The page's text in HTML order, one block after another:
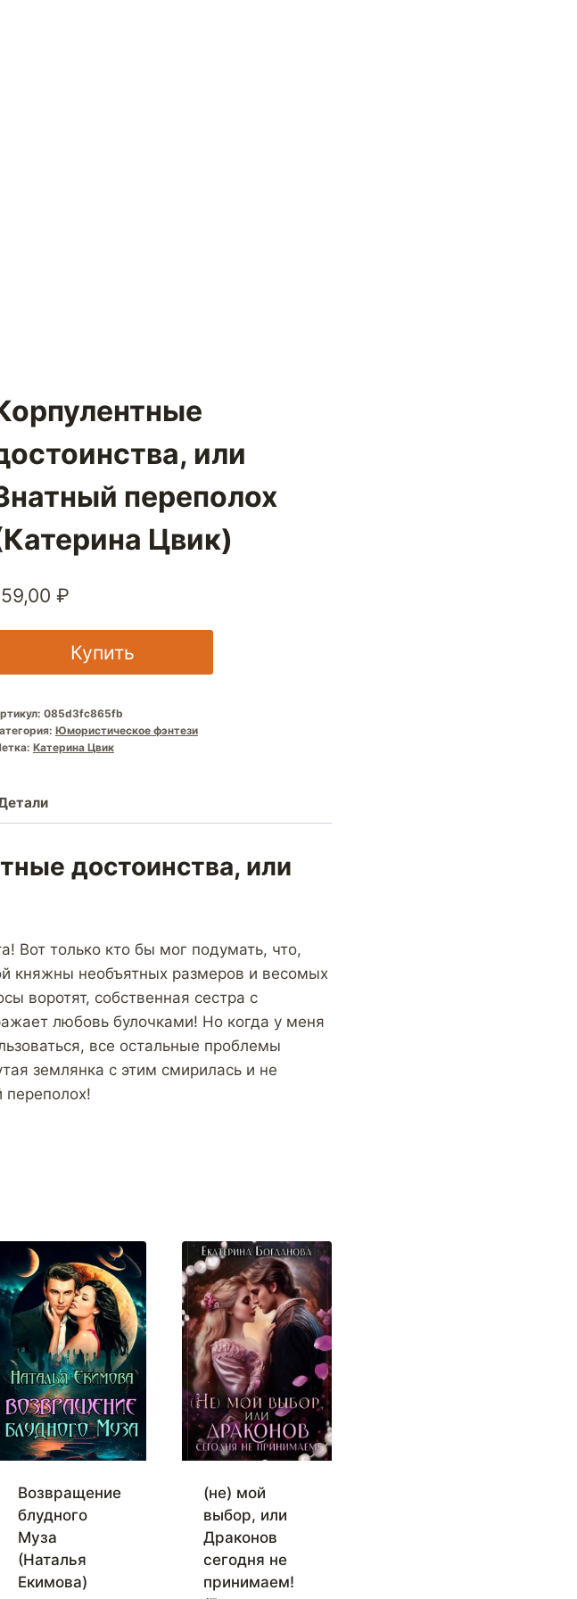
или
переполох
Цвик)
₽
Купить
085d3fc865fb
Юмористическое фэнтези
Катерина Цвик
достоинства, или
Вот только кто бы мог подумать, что,
княжны необъятных размеров и весомых
воротят, собственная сестра с
любовь булочками! Но когда у меня
все остальные проблемы
землянка с этим смирилась и не
переполох!
Возвращение
блудного
Муза
(Наталья
Екимова)
(не) мой
выбор, или
Драконов
сегодня не
принимаем!